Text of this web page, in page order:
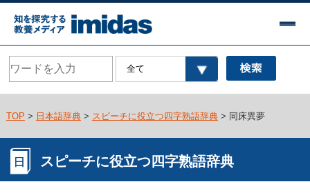
TOP > 日本語辞典> スピーチに役立つ四字熟語辞典> 同床異夢
スピーチに役立つ四字熟語辞典